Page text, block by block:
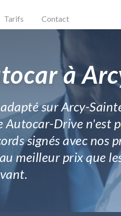
Tarifs Contact
à
sur Arcy-
Drive n'est
signés avec nos
meilleur prix que